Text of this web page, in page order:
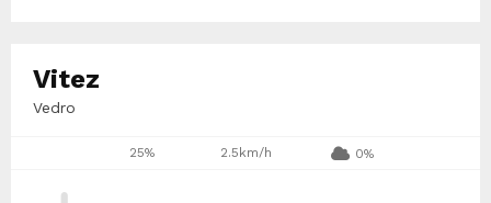
Vitez
Vedro
25% 2.5km/h 0%